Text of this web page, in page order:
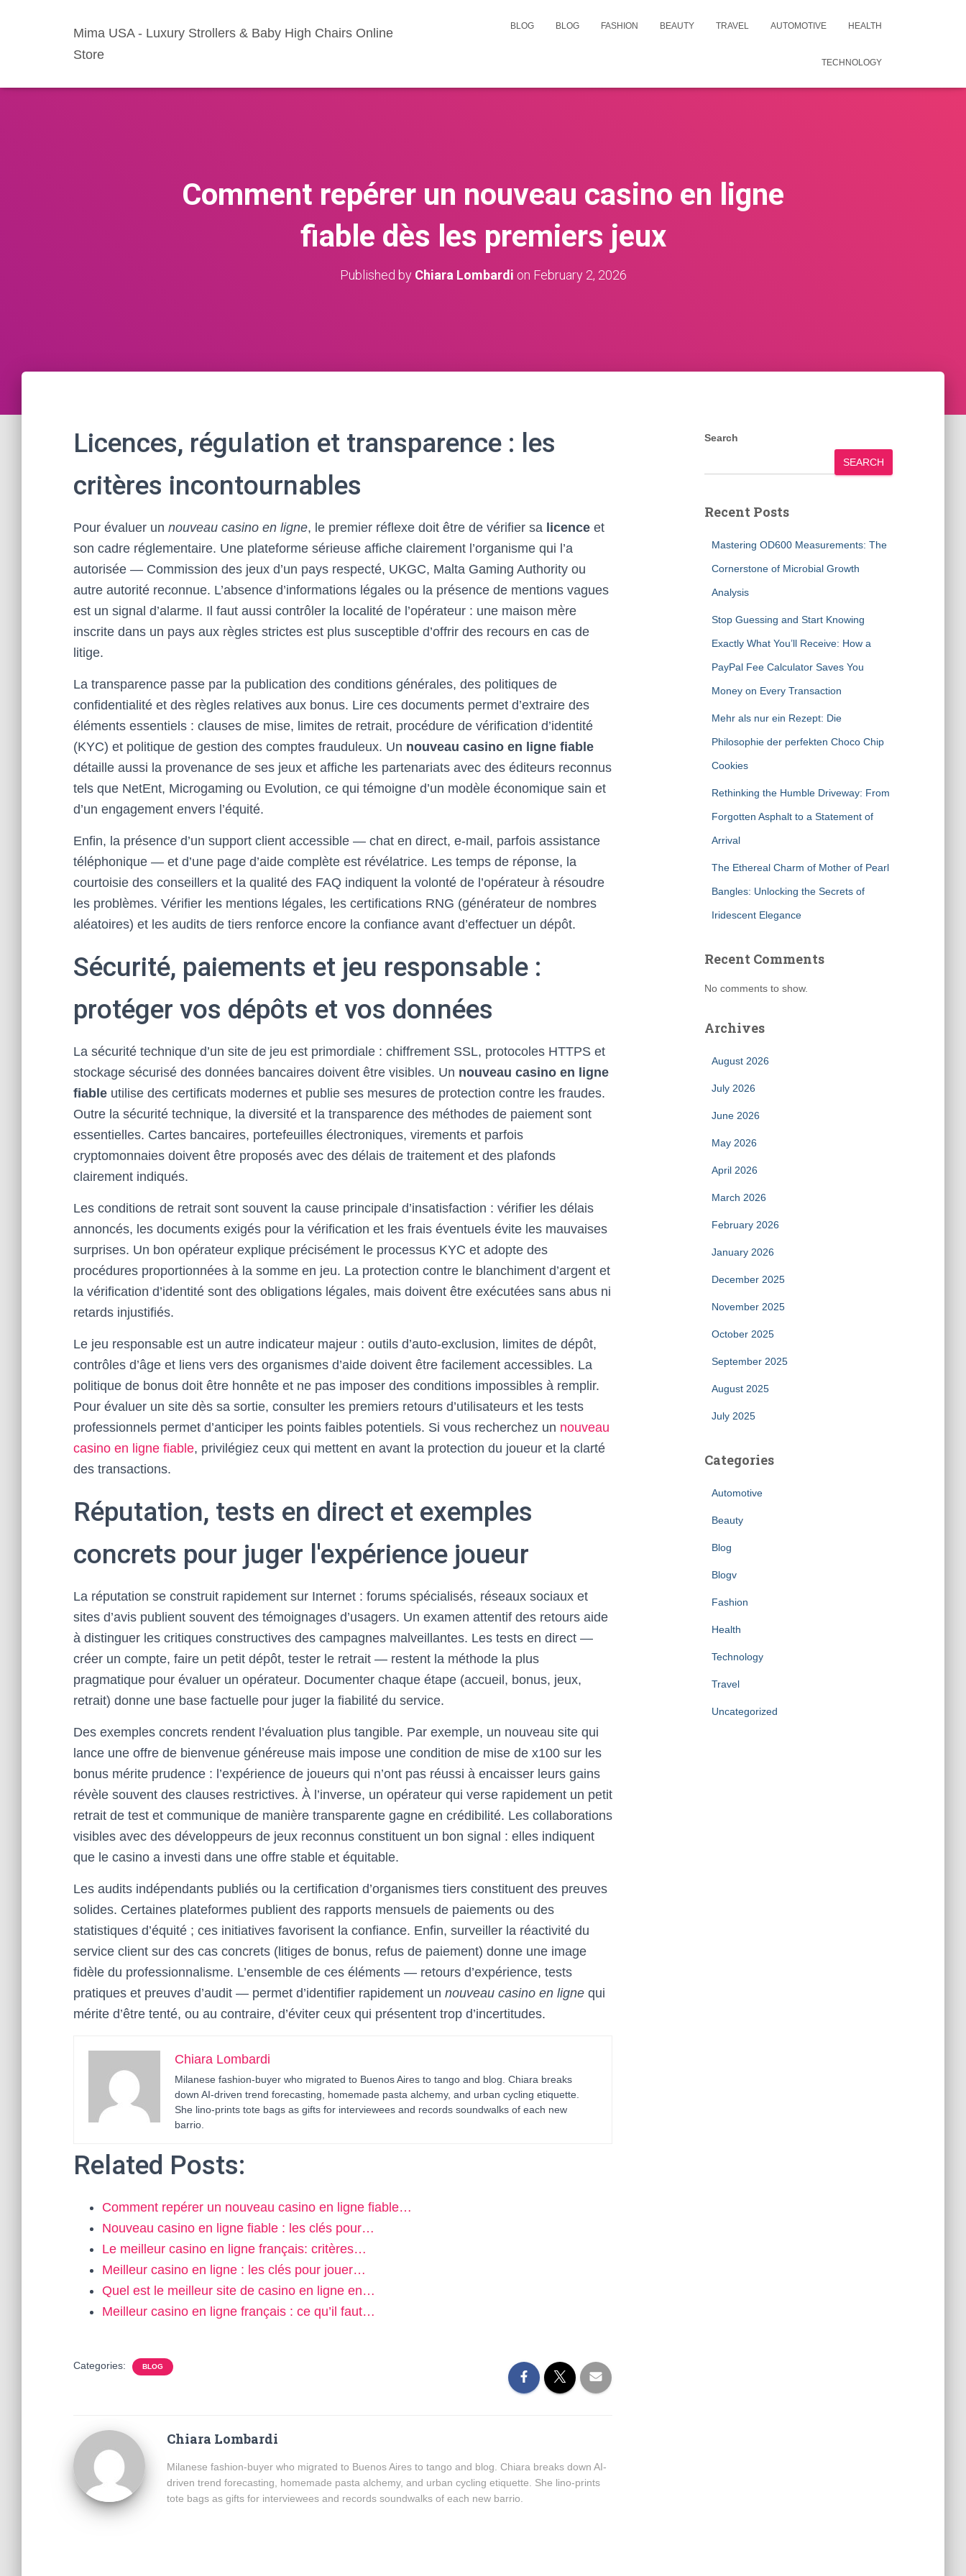
Mima USA - Luxury Strollers & Baby High Chairs Online
Store
BLOG BLOG FASHION BEAUTY TRAVEL AUTOMOTIVE HEALTH
TECHNOLOGY
Comment repérer un nouveau casino en ligne
fiable dès les premiers jeux
Published by Chiara Lombardi on February 2, 2026
Licences, régulation et transparence : les
critères incontournables
Pour évaluer un nouveau casino en ligne, le premier réflexe doit être de vérifier sa licence et
son cadre réglementaire. Une plateforme sérieuse affiche clairement l’organisme qui l’a
autorisée — Commission des jeux d’un pays respecté, UKGC, Malta Gaming Authority ou
autre autorité reconnue. L’absence d’informations légales ou la présence de mentions vagues
est un signal d’alarme. Il faut aussi contrôler la localité de l’opérateur : une maison mère
inscrite dans un pays aux règles strictes est plus susceptible d’offrir des recours en cas de
litige.
La transparence passe par la publication des conditions générales, des politiques de
confidentialité et des règles relatives aux bonus. Lire ces documents permet d’extraire des
éléments essentiels : clauses de mise, limites de retrait, procédure de vérification d’identité
(KYC) et politique de gestion des comptes frauduleux. Un nouveau casino en ligne fiable
détaille aussi la provenance de ses jeux et affiche les partenariats avec des éditeurs reconnus
tels que NetEnt, Microgaming ou Evolution, ce qui témoigne d’un modèle économique sain et
d’un engagement envers l’équité.
Enfin, la présence d’un support client accessible — chat en direct, e-mail, parfois assistance
téléphonique — et d’une page d’aide complète est révélatrice. Les temps de réponse, la
courtoisie des conseillers et la qualité des FAQ indiquent la volonté de l’opérateur à résoudre
les problèmes. Vérifier les mentions légales, les certifications RNG (générateur de nombres
aléatoires) et les audits de tiers renforce encore la confiance avant d’effectuer un dépôt.
Sécurité, paiements et jeu responsable :
protéger vos dépôts et vos données
La sécurité technique d’un site de jeu est primordiale : chiffrement SSL, protocoles HTTPS et
stockage sécurisé des données bancaires doivent être visibles. Un nouveau casino en ligne
fiable utilise des certificats modernes et publie ses mesures de protection contre les fraudes.
Outre la sécurité technique, la diversité et la transparence des méthodes de paiement sont
essentielles. Cartes bancaires, portefeuilles électroniques, virements et parfois
cryptomonnaies doivent être proposés avec des délais de traitement et des plafonds
clairement indiqués.
Les conditions de retrait sont souvent la cause principale d’insatisfaction : vérifier les délais
annoncés, les documents exigés pour la vérification et les frais éventuels évite les mauvaises
surprises. Un bon opérateur explique précisément le processus KYC et adopte des
procédures proportionnées à la somme en jeu. La protection contre le blanchiment d’argent et
la vérification d’identité sont des obligations légales, mais doivent être exécutées sans abus ni
retards injustifiés.
Le jeu responsable est un autre indicateur majeur : outils d’auto-exclusion, limites de dépôt,
contrôles d’âge et liens vers des organismes d’aide doivent être facilement accessibles. La
politique de bonus doit être honnête et ne pas imposer des conditions impossibles à remplir.
Pour évaluer un site dès sa sortie, consulter les premiers retours d’utilisateurs et les tests
professionnels permet d’anticiper les points faibles potentiels. Si vous recherchez un nouveau
casino en ligne fiable, privilégiez ceux qui mettent en avant la protection du joueur et la clarté
des transactions.
Réputation, tests en direct et exemples
concrets pour juger l'expérience joueur
La réputation se construit rapidement sur Internet : forums spécialisés, réseaux sociaux et
sites d’avis publient souvent des témoignages d’usagers. Un examen attentif des retours aide
à distinguer les critiques constructives des campagnes malveillantes. Les tests en direct —
créer un compte, faire un petit dépôt, tester le retrait — restent la méthode la plus
pragmatique pour évaluer un opérateur. Documenter chaque étape (accueil, bonus, jeux,
retrait) donne une base factuelle pour juger la fiabilité du service.
Des exemples concrets rendent l’évaluation plus tangible. Par exemple, un nouveau site qui
lance une offre de bienvenue généreuse mais impose une condition de mise de x100 sur les
bonus mérite prudence : l’expérience de joueurs qui n’ont pas réussi à encaisser leurs gains
révèle souvent des clauses restrictives. À l’inverse, un opérateur qui verse rapidement un petit
retrait de test et communique de manière transparente gagne en crédibilité. Les collaborations
visibles avec des développeurs de jeux reconnus constituent un bon signal : elles indiquent
que le casino a investi dans une offre stable et équitable.
Les audits indépendants publiés ou la certification d’organismes tiers constituent des preuves
solides. Certaines plateformes publient des rapports mensuels de paiements ou des
statistiques d’équité ; ces initiatives favorisent la confiance. Enfin, surveiller la réactivité du
service client sur des cas concrets (litiges de bonus, refus de paiement) donne une image
fidèle du professionnalisme. L’ensemble de ces éléments — retours d’expérience, tests
pratiques et preuves d’audit — permet d’identifier rapidement un nouveau casino en ligne qui
mérite d’être tenté, ou au contraire, d’éviter ceux qui présentent trop d’incertitudes.
Chiara Lombardi
Milanese fashion-buyer who migrated to Buenos Aires to tango and blog. Chiara breaks
down AI-driven trend forecasting, homemade pasta alchemy, and urban cycling etiquette.
She lino-prints tote bags as gifts for interviewees and records soundwalks of each new
barrio.
Related Posts:
Comment repérer un nouveau casino en ligne fiable…
Nouveau casino en ligne fiable : les clés pour…
Le meilleur casino en ligne français: critères…
Meilleur casino en ligne : les clés pour jouer…
Quel est le meilleur site de casino en ligne en…
Meilleur casino en ligne français : ce qu’il faut…
Categories: BLOG
Chiara Lombardi
Milanese fashion-buyer who migrated to Buenos Aires to tango and blog. Chiara breaks down AI-
driven trend forecasting, homemade pasta alchemy, and urban cycling etiquette. She lino-prints
tote bags as gifts for interviewees and records soundwalks of each new barrio.
Search
SEARCH
Recent Posts
Mastering OD600 Measurements: The
Cornerstone of Microbial Growth
Analysis
Stop Guessing and Start Knowing
Exactly What You’ll Receive: How a
PayPal Fee Calculator Saves You
Money on Every Transaction
Mehr als nur ein Rezept: Die
Philosophie der perfekten Choco Chip
Cookies
Rethinking the Humble Driveway: From
Forgotten Asphalt to a Statement of
Arrival
The Ethereal Charm of Mother of Pearl
Bangles: Unlocking the Secrets of
Iridescent Elegance
Recent Comments
No comments to show.
Archives
August 2026
July 2026
June 2026
May 2026
April 2026
March 2026
February 2026
January 2026
December 2025
November 2025
October 2025
September 2025
August 2025
July 2025
Categories
Automotive
Beauty
Blog
Blogv
Fashion
Health
Technology
Travel
Uncategorized